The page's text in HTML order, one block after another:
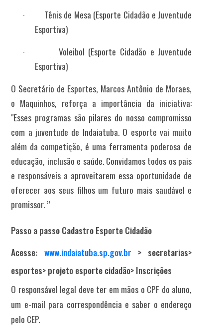
·
Tênis de Mesa (Esporte Cidadão e Juventude
Esportiva)
·
Voleibol (Esporte Cidadão e Juventude
Esportiva)
O Secretário de Esportes, Marcos Antônio de Moraes,
o Maquinhos, reforça a importância da iniciativa:
"Esses programas são pilares do nosso compromisso
com a juventude de Indaiatuba. O esporte vai muito
além da competição, é uma ferramenta poderosa de
educação, inclusão e saúde. Convidamos todos os pais
e responsáveis a aproveitarem essa oportunidade de
oferecer aos seus filhos um futuro mais saudável e
promissor. ”
Passo a passo Cadastro Esporte Cidadão
Acesse: www.indaiatuba.sp.gov.br > secretarias>
esportes> projeto esporte cidadão> Inscrições
O responsável legal deve ter em mãos o CPF do aluno,
um e-mail para correspondência e saber o endereço
pelo CEP.